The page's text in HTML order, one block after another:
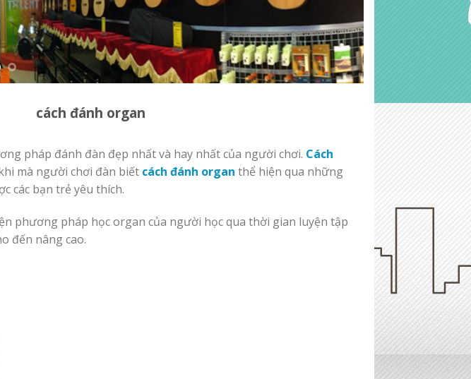
cách đánh organ
pháp đánh đàn đẹp nhất và hay nhất của người chơi. Cách
mà người chơi đàn biết cách đánh organ thể hiện qua những
các bạn trẻ yêu thích.
phương pháp học organ của người học qua thời gian luyện tập
đến nâng cao.